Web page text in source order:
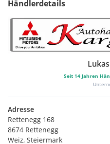
Händlerdetails
Seit 14 Jahren
Adresse
Rettenegg 168
8674 Rettenegg
Weiz, Steiermark